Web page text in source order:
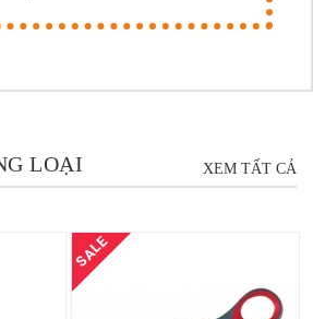
LOẠI XEM TẤT CẢ
SALE